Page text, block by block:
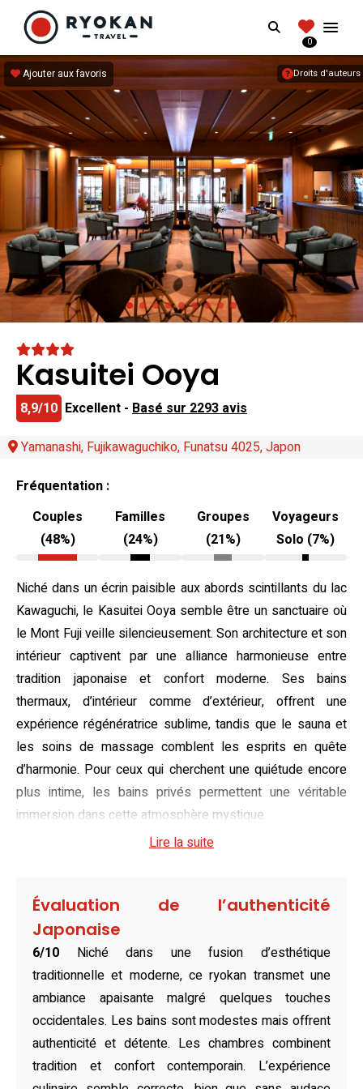
RYOKANTRAVEL
Vivez l'expérience authentique d'un Ryokan
Search
0
Droits d'auteurs
Ajouter aux favoris
Kasuitei Ooya
8,9/10 Excellent - Basé sur 2293 avis
Yamanashi, Fujikawaguchiko, Funatsu 4025, Japon
Fréquentation :
Couples
(48%)
Familles
(24%)
Groupes
(21%)
Voyageurs
Solo (7%)
Niché dans un écrin paisible aux abords scintillants du lac
Kawaguchi, le Kasuitei Ooya semble être un sanctuaire où
le Mont Fuji veille silencieusement. Son architecture et son
intérieur captivent par une alliance harmonieuse entre
tradition japonaise et confort moderne. Ses bains
thermaux, d’intérieur comme d’extérieur, offrent une
expérience régénératrice sublime, tandis que le sauna et
les soins de massage comblent les esprits en quête
d’harmonie. Pour ceux qui cherchent une quiétude encore
plus intime, les bains privés permettent une véritable
immersion dans cette atmosphère mystique.
Portant les marques intemporelles du style japonais, les
une poésie sensorielle. Les tatamis tissés à partir de
paille évoquent la pureté de la nature, et les futons légers
appellent au repos. Plusieurs chambres s’ouvrent sur une
vue enchanteresse du lac, et certaines disposent d’un bain
de source chaude en extérieur, permettant aux invités de
communier avec l’environnement dans une sérénité totale,
Lire la suite
Évaluation de l’authenticité
Japonaise
6/10
Niché dans une fusion d’esthétique
traditionnelle et moderne, ce ryokan transmet une
ambiance apaisante malgré quelques touches
occidentales. Les bains sont modestes mais offrent
authenticité et détente. Les chambres combinent
tradition et confort contemporain. L’expérience